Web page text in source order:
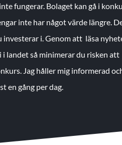
fungerar. Bolaget kan gå i
inte har något värde längre.
i. Genom att läsa
landet så minimerar du risken att
Jag håller mig informerad
en gång per dag.